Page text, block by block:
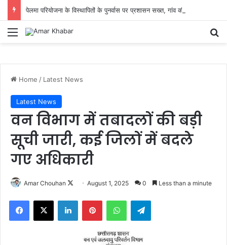
Menu
Home / Latest News
Latest News
वन विभाग में तबादलों की बड़ी
सूची जारी, कई जिलों में बदले
गए अधिकारी
Amar Chouhan
FollowAugust 1, 2025 0 Less than a minute
Facebook
X LinkedInPinterestWhatsAppTelegram